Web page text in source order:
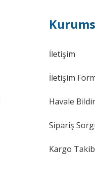
İletişim
İletişim
Havale
Sipariş
Kargo